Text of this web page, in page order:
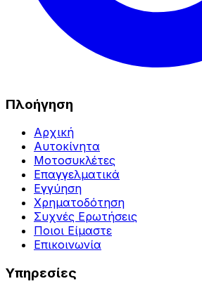
Πλοήγηση
Αρχική
Αυτοκίνητα
Μοτοσυκλέτες
Επαγγελματικά
Εγγύηση
Χρηματοδότηση
Συχνές Ερωτήσεις
Ποιοι Είμαστε
Επικοινωνία
Υπηρεσίες